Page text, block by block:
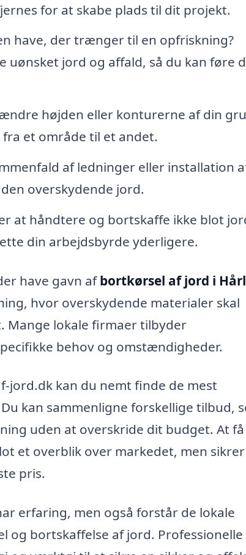
for at skabe plads til dit projekt.
have, der trænger til en opfriskning?
jord og affald, så du kan føre
højden eller konturerne af din
et område til et andet.
af ledninger eller installation
overskydende jord.
at håndtere og bortskaffe ikke blot
din arbejdsbyrde yderligere.
have gavn afbortkørsel af jord i
hvor overskydende materialer skal
Mange lokale firmaer tilbyder
behov og omstændigheder.
jord.dk kan du nemt finde de mest
kan sammenligne forskellige tilbud,
uden at overskride dit budget. At
et overblik over markedet, men sikrer
pris.
erfaring, men også forstår de lokale
bortskaffelse af jord. Professionelle